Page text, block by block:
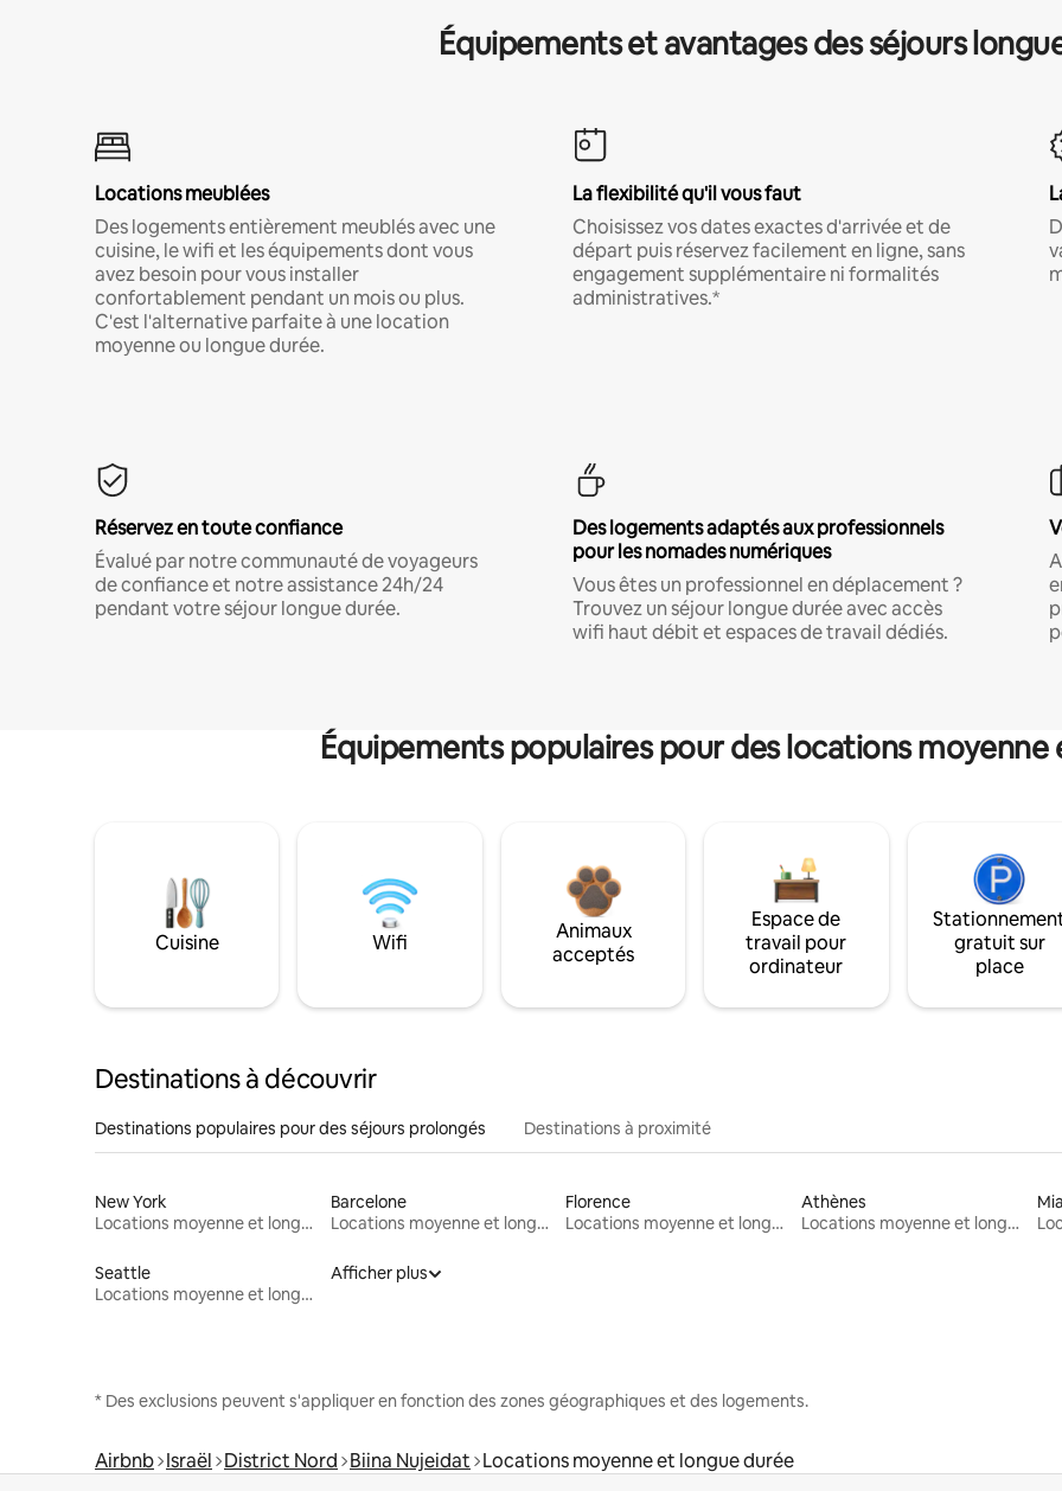
Équipements et avantages des séjours
Locations meublées
Des logements entièrement meublés avec une
cuisine, le wifi et les équipements dont vous
avez besoin pour vous installer
confortablement pendant un mois ou plus.
C'est l'alternative parfaite à une location
moyenne ou longue durée.
La flexibilité qu'il vous faut
Choisissez vos dates exactes d'arrivée et de
départ puis réservez facilement en ligne, sans
engagement supplémentaire ni formalités
administratives.*
Réservez en toute confiance
Évalué par notre communauté de voyageurs
de confiance et notre assistance 24h/24
pendant votre séjour longue durée.
Des logements adaptés aux professionnels
pour les nomades numériques
Vous êtes un professionnel en déplacement ?
Trouvez un séjour longue durée avec accès
wifi haut débit et espaces de travail dédiés.
Équipements populaires pour des locations
Cuisine Wifi
Animaux
acceptés
Espace de
travail pour
ordinateur
gratuit sur
place
Destinations à découvrir
Destinations populaires pour des séjours prolongés Destinations à proximité
New York
Locations moyenne et longue durée
Barcelone
Locations moyenne et longue durée
Florence
Locations moyenne et longue durée
Athènes
Locations moyenne et longue durée
Seattle
Locations moyenne et longue durée
Afficher plus
* Des exclusions peuvent s'appliquer en fonction des zones géographiques et des logements.
Airbnb Israël District Nord Biina Nujeidat Locations moyenne et longue durée